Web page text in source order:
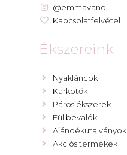
@emmavano
Kapcsolatfelvétel
Ékszereink
Nyakláncok
Karkötők
Páros ékszerek
Füllbevalók
Ajándékutalványok
Akciós termékek